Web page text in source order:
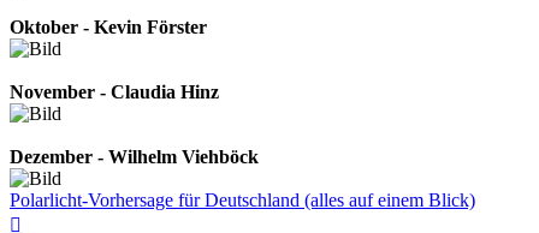
Oktober - Kevin Förster
November - Claudia Hinz
Dezember - Wilhelm Viehböck
Polarlicht-Vorhersage für Deutschland (alles auf einem Blick)